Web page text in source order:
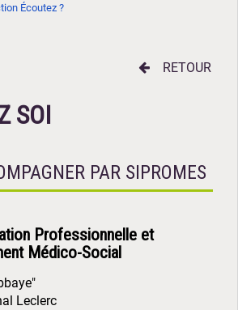
Écoutez ?
RETOUR
SOI
PAR SIPROMES
Professionnelle et
Médico-Social
Leclerc